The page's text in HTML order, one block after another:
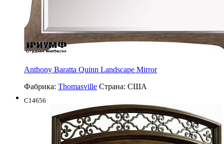
Anthony Baratta Quinn Landscape Mirror
Фабрика: Thomasville Страна: США
C14656